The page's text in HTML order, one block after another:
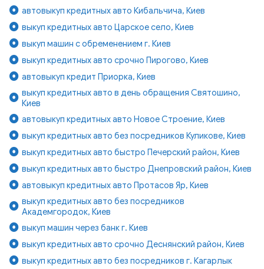
автовыкуп кредитных авто Кибальчича, Киев
выкуп кредитных авто Царское село, Киев
выкуп машин с обременением г. Киев
выкуп кредитных авто срочно Пирогово, Киев
автовыкуп кредит Приорка, Киев
выкуп кредитных авто в день обращения Святошино,
Киев
автовыкуп кредитных авто Новое Строение, Киев
выкуп кредитных авто без посредников Куликове, Киев
выкуп кредитных авто быстро Печерский район, Киев
выкуп кредитных авто быстро Днепровский район, Киев
автовыкуп кредитных авто Протасов Яр, Киев
выкуп кредитных авто без посредников
Академгородок, Киев
выкуп машин через банк г. Киев
выкуп кредитных авто срочно Деснянский район, Киев
выкуп кредитных авто без посредников г. Кагарлык